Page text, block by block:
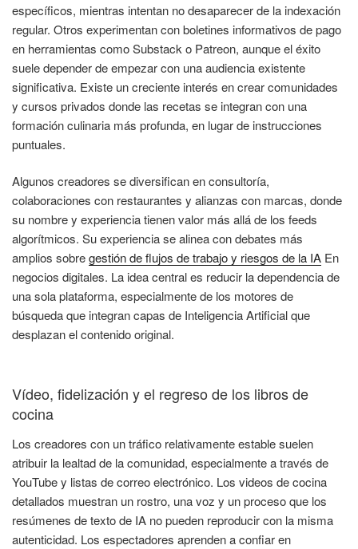
específicos, mientras intentan no desaparecer de la indexación
regular. Otros experimentan con boletines informativos de pago
en herramientas como Substack o Patreon, aunque el éxito
suele depender de empezar con una audiencia existente
significativa. Existe un creciente interés en crear comunidades
y cursos privados donde las recetas se integran con una
formación culinaria más profunda, en lugar de instrucciones
puntuales.
Algunos creadores se diversifican en consultoría,
colaboraciones con restaurantes y alianzas con marcas, donde
su nombre y experiencia tienen valor más allá de los feeds
algorítmicos. Su experiencia se alinea con debates más
amplios sobregestión de flujos de trabajo y riesgos de la IA En
negocios digitales. La idea central es reducir la dependencia de
una sola plataforma, especialmente de los motores de
búsqueda que integran capas de Inteligencia Artificial que
desplazan el contenido original.
Vídeo, fidelización y el regreso de los libros de
cocina
Los creadores con un tráfico relativamente estable suelen
atribuir la lealtad de la comunidad, especialmente a través de
YouTube y listas de correo electrónico. Los videos de cocina
detallados muestran un rostro, una voz y un proceso que los
resúmenes de texto de IA no pueden reproducir con la misma
autenticidad. Los espectadores aprenden a confiar en